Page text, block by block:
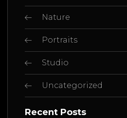
Nature
Portraits
Studio
Uncategorized
Recent Posts